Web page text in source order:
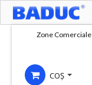
Compania
Zone Comerciale
COȘ